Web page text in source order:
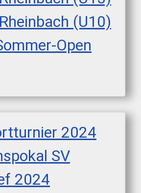
(U10)
Open
2024
SV
2024